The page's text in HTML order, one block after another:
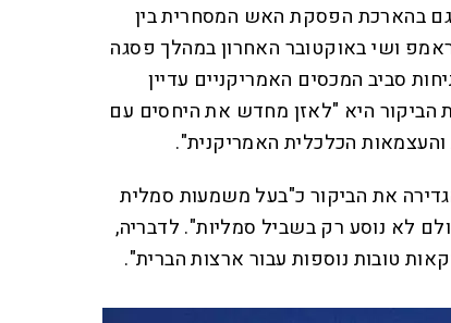
גם בהארכת הפסקת האש המסחרית בין
ושי באוקטובר האחרון במהלך פסגה
סביב המכסים האמריקניים עדיין
הביקור היא "לאזן מחדש את היחסים עם
והעצמאות הכלכלית האמריקנית".
את הביקור כ"בעל משמעות סמלית
לא נוסע רק בשביל סמליות". לדבריה,
טובות נוספות עבור ארצות הברית".